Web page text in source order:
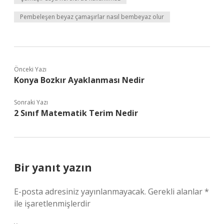
Pembeleşen beyaz çamaşırlar nasıl bembeyaz olur
Önceki Yazı
Konya Bozkır Ayaklanması Nedir
Sonraki Yazı
2 Sınıf Matematik Terim Nedir
Bir yanıt yazın
E-posta adresiniz yayınlanmayacak. Gerekli alanlar*
ile işaretlenmişlerdir